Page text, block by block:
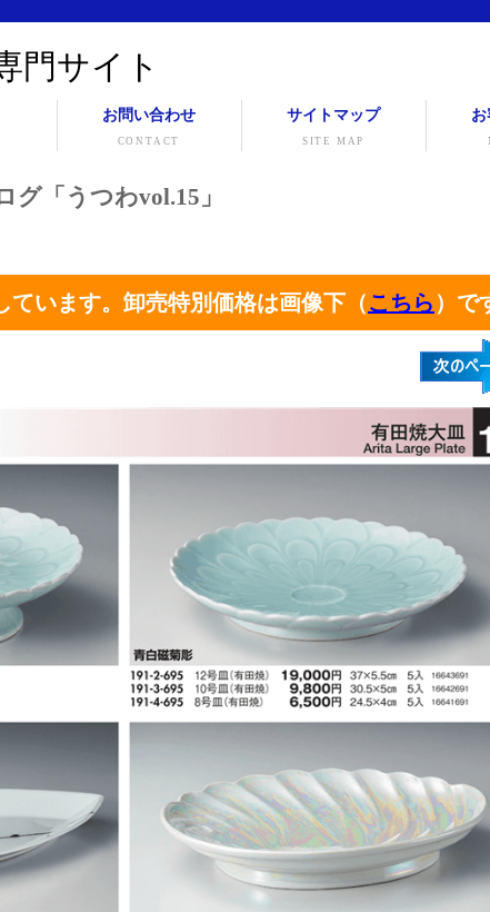
門サイト
お問い合わせ
CONTACT
サイトマップ
SITE MAP
グ「うつわvol.15」
ています。卸売特別価格は画像下（こちら ）で